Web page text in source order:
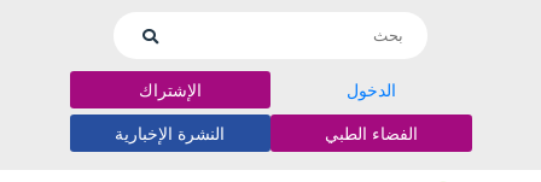
الدخول الإشتراك
الفضاء الطبي النشرة الإخبارية